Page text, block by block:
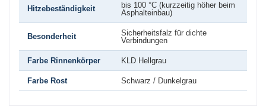
Hitzebeständigkeit
bis 100 °C (kurzzeitig höher beim
Asphalteinbau)
Besonderheit
Sicherheitsfalz für dichte
Verbindungen
Farbe Rinnenkörper KLD Hellgrau
Farbe Rost Schwarz / Dunkelgrau